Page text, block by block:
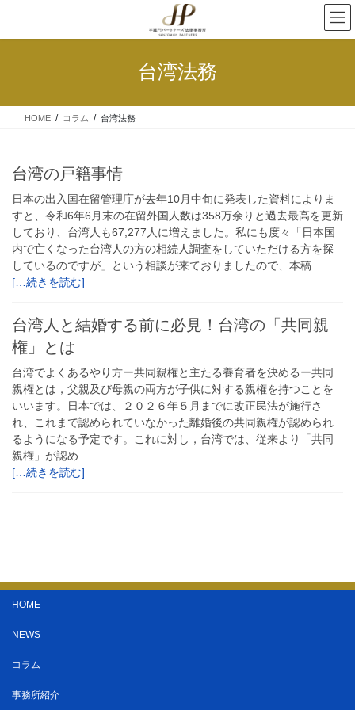
台湾法務
HOME コラム 台湾法務
台湾の戸籍事情
日本の出入国在留管理庁が去年10月中旬に発表した資料によりま
すと、令和6年6月末の在留外国人数は358万余りと過去最高を更新
しており、台湾人も67,277人に増えました。私にも度々「日本国
内で亡くなった台湾人の方の相続人調査をしていただける方を探
しているのですが」という相談が来ておりましたので、本稿
[…続きを読む]
台湾人と結婚する前に必見！台湾の「共同親
権」とは
台湾でよくあるやり方ー共同親権と主たる養育者を決めるー共同
親権とは，父親及び母親の両方が子供に対する親権を持つことを
いいます。日本では、２０２６年５月までに改正民法が施行さ
れ、これまで認められていなかった離婚後の共同親権が認められ
るようになる予定です。これに対し，台湾では、従来より「共同
親権」が認め
[…続きを読む]
HOME
NEWS
コラム
事務所紹介